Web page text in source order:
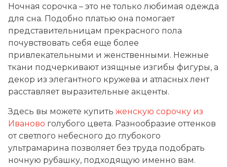
Ночная сорочка – это не только любимая одежда
для сна. Подобно платью она помогает
представительницам прекрасного пола
почувствовать себя еще более
привлекательными и женственными. Нежные
ткани подчеркивают изящные изгибы фигуры, а
декор из элегантного кружева и атласных лент
расставляет выразительные акценты.
Здесь вы можете купить женскую сорочку из
Иваново голубого цвета. Разнообразие оттенков
от светлого небесного до глубокого
ультрамарина позволяет без труда подобрать
ночную рубашку, подходящую именно вам.